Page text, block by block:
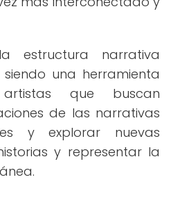
estructura narrativa
una herramienta
que buscan
de las narrativas
y explorar nuevas
y representar la